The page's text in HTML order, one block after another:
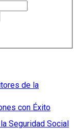
de la
con Éxito
Seguridad Social